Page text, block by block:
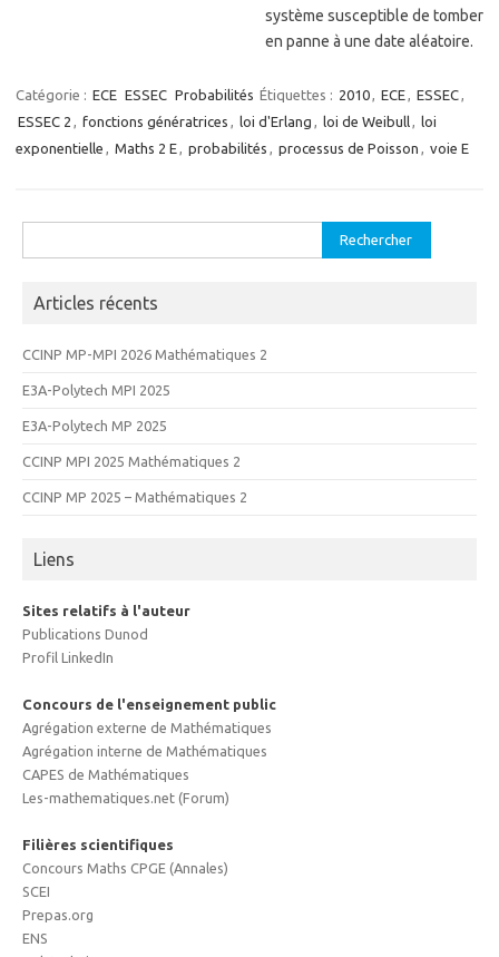
système susceptible de tomber
en panne à une date aléatoire.
Catégorie : ECE ESSEC Probabilités Étiquettes : 2010, ECE, ESSEC,
ESSEC 2 , fonctions génératrices , loi d'Erlang , loi de Weibull, loi
exponentielle , Maths 2 E, probabilités , processus de Poisson , voie E
Articles récents
CCINP MP-MPI 2026 Mathématiques 2
E3A-Polytech MPI 2025
E3A-Polytech MP 2025
CCINP MPI 2025 Mathématiques 2
CCINP MP 2025 – Mathématiques 2
Liens
Sites relatifs à l'auteur
Publications Dunod
Profil LinkedIn
Concours de l'enseignement public
Agrégation externe de Mathématiques
Agrégation interne de Mathématiques
CAPES de Mathématiques
Les-mathematiques.net (Forum)
Filières scientifiques
Concours Maths CPGE (Annales)
SCEI
Prepas.org
ENS